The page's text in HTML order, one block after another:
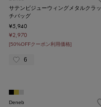
サテンビジューウィングメタルクラッ
チバッグ
¥5,940
¥2,970
[50%OFFクーポン利用価格]
6
Deneb